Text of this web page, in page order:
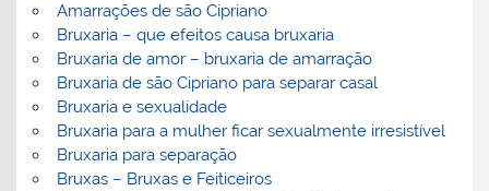
Amarrações de são Cipriano
Bruxaria – que efeitos causa bruxaria
Bruxaria de amor – bruxaria de amarração
Bruxaria de são Cipriano para separar casal
Bruxaria e sexualidade
Bruxaria para a mulher ficar sexualmente irresistível
Bruxaria para separação
Bruxas – Bruxas e Feiticeiros